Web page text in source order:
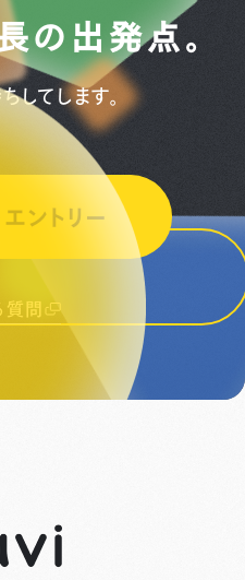
の出発点。
してします。
ントリー
質問